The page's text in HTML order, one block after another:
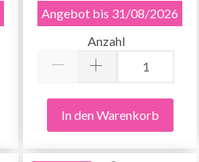
Angebot bis 31/08/2026
Anzahl
In den Warenkorb